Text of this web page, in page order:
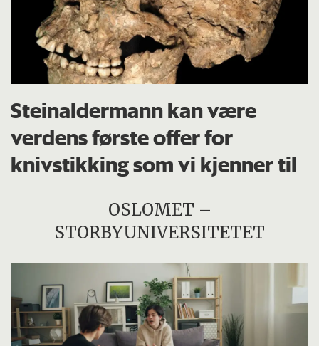
Steinaldermann kan være
verdens første offer for
knivstikking som vi kjenner til
OSLOMET –
STORBYUNIVERSITETET